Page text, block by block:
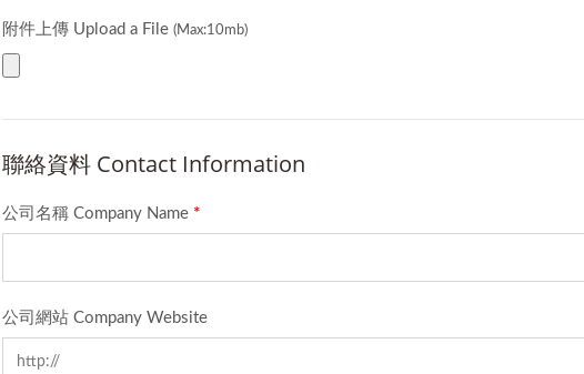
附件上傳 Upload a File (Max:10mb)
聯絡資料 Contact Information
公司名稱 Company Name *
公司網站 Company Website